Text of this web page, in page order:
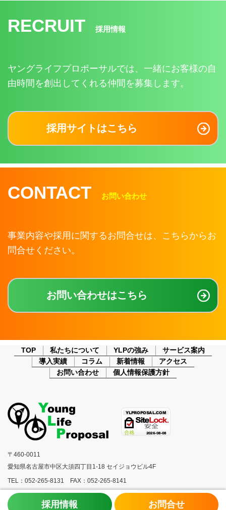
RECRUIT 採用情報
ヤングライフプロポーサルでは、一緒にお客様の自
由時間を創出してくれる仲間を募集します。
採用サイトはこちら
CONTACT お問い合わせ
事業内容や採用に関するお問合せは、こちらからお
問合せください。
お問い合わせはこちら
TOP 私たちについて YLPの強み
サービス案内
導入実績
コラム 新着情報
アクセス
お問い合わせ
個人情報保護方針
〒460-0011
愛知県名古屋市中区大須四丁目1-18 セイジョウビル4F
TEL：052-265-8131 FAX：052-265-8141
採用情報 お問合せ